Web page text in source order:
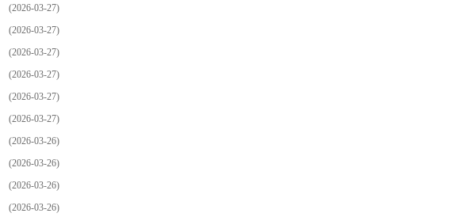
(2026-03-27)
(2026-03-27)
(2026-03-27)
(2026-03-27)
(2026-03-27)
(2026-03-27)
(2026-03-26)
(2026-03-26)
(2026-03-26)
(2026-03-26)